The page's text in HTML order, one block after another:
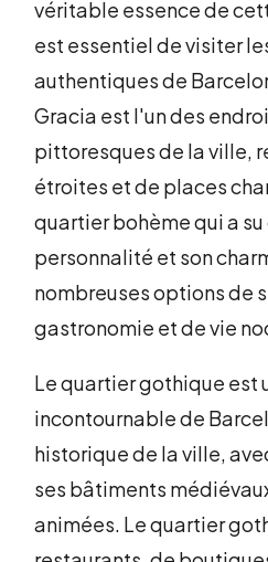
véritable essence de
est essentiel de visiter
authentiques de
Gracia est l'un des
pittoresques de la ville,
étroites et de places
quartier bohème qui a su
personnalité et son
nombreuses options de
gastronomie et de vie
Le quartier gothique est
incontournable de
historique de la ville,
ses bâtiments
animées. Le quartier